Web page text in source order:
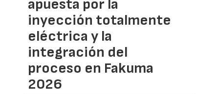
apuesta por la
inyección totalmente
eléctrica y la
integración del
proceso en Fakuma
2026